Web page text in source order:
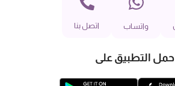
واتساب اتصل بنا
حمل التطبيق على